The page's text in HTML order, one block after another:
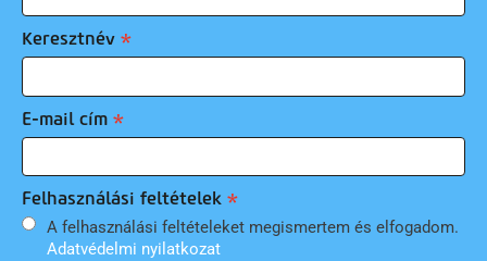
Keresztnév
E-mail cím
Felhasználási feltételek
A felhasználási feltételeket megismertem és elfogadom.
Adatvédelmi nyilatkozat